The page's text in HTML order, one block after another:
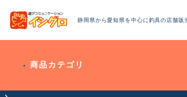
静岡県から愛知県を中心に釣具の店舗
商品カテゴリ